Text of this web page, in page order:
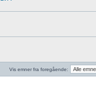
Vis emner fra foregående: